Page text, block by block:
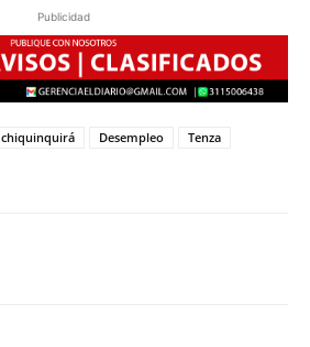
Publicidad
chiquinquirá Desempleo
Tenza